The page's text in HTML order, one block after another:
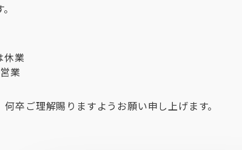
業
業
卒ご理解賜りますようお願い申し上げます。